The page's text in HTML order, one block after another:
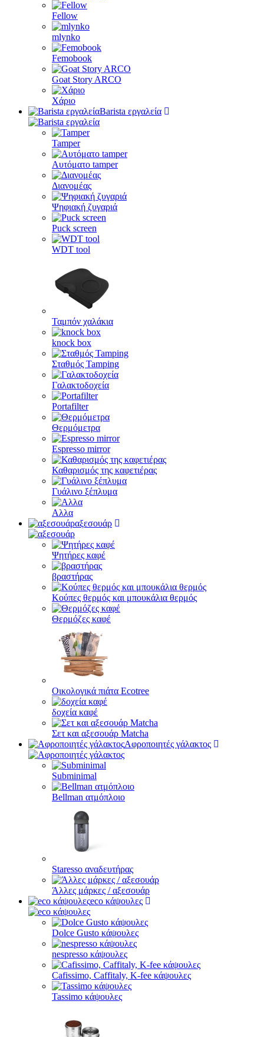
Fellow
mlynko
Femobook
Goat Story ARCO
Χάριο
Barista εργαλεία
Tamper
Αυτόματο tamper
Διανομέας
Ψηφιακή ζυγαριά
Puck screen
WDT tool
Ταμπόν χαλάκια
knock box
Σταθμός Tamping
Γαλακτοδοχεία
Portafilter
Θερμόμετρα
Espresso mirror
Καθαρισμός της καφετιέρας
Γυάλινο ξέπλυμα
Αλλα
αξεσουάρ
Ψητήρες καφέ
βραστήρας
Κούπες θερμός και μπουκάλια θερμός
Θερμόζες καφέ
Οικολογικά πιάτα Ecotree
δοχεία καφέ
Σετ και αξεσουάρ Matcha
Αφροποιητές γάλακτος
Subminimal
Bellman ατμόπλοιο
Staresso αναδευτήρας
Άλλες μάρκες / αξεσουάρ
eco κάψουλες
Dolce Gusto κάψουλες
nespresso κάψουλες
Cafissimo, Caffitaly, K-fee κάψουλες
Tassimo κάψουλες